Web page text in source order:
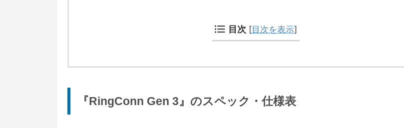
目次 [目次を表示]
『RingConn Gen 3』のスペック・仕様表